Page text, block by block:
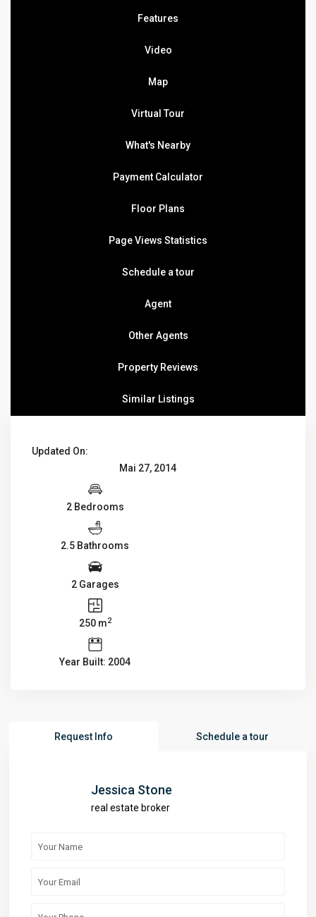
Features
Video
Map
Virtual Tour
What's Nearby
Payment Calculator
Floor Plans
Page Views Statistics
Schedule a tour
Agent
Other Agents
Property Reviews
Similar Listings
Updated On:
Mai 27, 2014
2 Bedrooms
2.5 Bathrooms
2 Garages
250 m2
Year Built: 2004
Request Info Schedule a tour
Jessica Stone
real estate broker